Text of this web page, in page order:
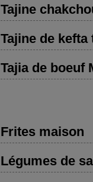
Tajine
Tajine de kefta
Tajia de boeuf
Frites maison
Légumes de